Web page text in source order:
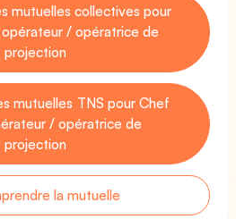
mutuelles collectives pour
/ opératrice de
projection
mutuelles TNS pour Chef
/ opératrice de
projection
la mutuelle